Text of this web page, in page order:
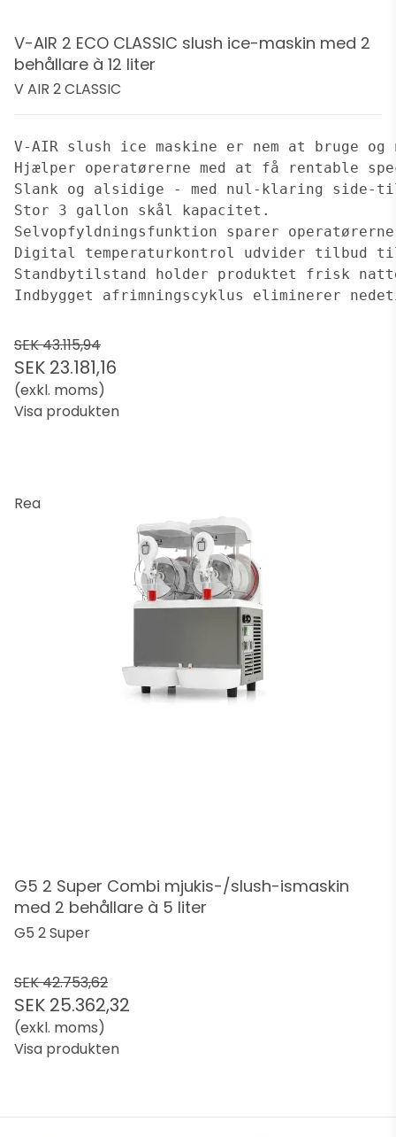
V-AIR 2 ECO CLASSIC slush ice-maskin med 2
behållare à 12 liter
V AIR 2 CLASSIC
V-AIR slush ice maskine er nem at bruge og
Hjælper operatørerne med at få rentable
Slank og alsidige - med nul-klaring
Stor 3 gallon skål kapacitet.
Selvopfyldningsfunktion sparer
Digital temperaturkontrol udvider tilbud
Standbytilstand holder produktet frisk
Indbygget afrimningscyklus eliminerer
SEK 43.115,94
SEK 23.181,16
(exkl. moms)
Visa produkten
Rea
G5 2 Super Combi mjukis-/slush-ismaskin
med 2 behållare à 5 liter
G5 2 Super
SEK 42.753,62
SEK 25.362,32
(exkl. moms)
Visa produkten